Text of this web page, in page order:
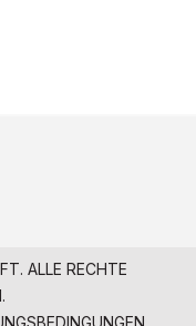
ALLE RECHTE